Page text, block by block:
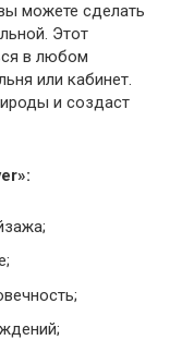
можете сделать
Этот
в любом
или кабинет.
и создаст